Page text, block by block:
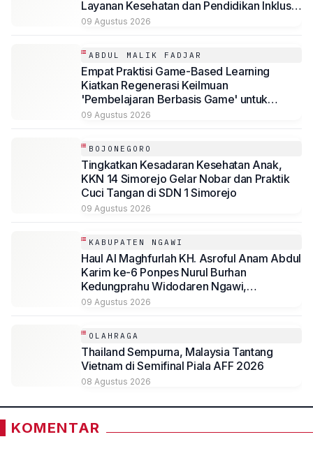
Layanan Kesehatan dan Pendidikan Inklusif
bagi Masyarakat
09 Agustus 2026
ABDUL MALIK FADJAR
Empat Praktisi Game-Based Learning
Kiatkan Regenerasi Keilmuan
'Pembelajaran Berbasis Game' untuk
Mahasiswa Psikologi Universitas
09 Agustus 2026
BOJONEGORO
Tingkatkan Kesadaran Kesehatan Anak,
KKN 14 Simorejo Gelar Nobar dan Praktik
Cuci Tangan di SDN 1 Simorejo
09 Agustus 2026
KABUPATEN NGAWI
Haul Al Maghfurlah KH. Asroful Anam Abdul
Karim ke-6 Ponpes Nurul Burhan
Kedungprahu Widodaren Ngawi,
Kesempatan Lelang Wakaf Masih Berlanjut
09 Agustus 2026
OLAHRAGA
Thailand Sempurna, Malaysia Tantang
Vietnam di Semifinal Piala AFF 2026
08 Agustus 2026
KOMENTAR